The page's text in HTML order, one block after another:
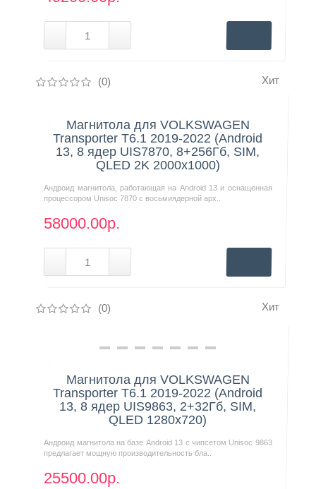
(0) Хит
Магнитола для VOLKSWAGEN
Transporter T6.1 2019-2022 (Android
13, 8 ядер UIS7870, 8+256Гб, SIM,
QLED 2K 2000x1000)
Андроид магнитола, работающая на Android 13 и оснащенная
процессором Unisoc 7870 с восьмиядерной арх..
58000.00р.
(0) Хит
Нашли дешевле?
Магнитола для VOLKSWAGEN
Transporter T6.1 2019-2022 (Android
13, 8 ядер UIS9863, 2+32Гб, SIM,
QLED 1280x720)
Андроид магнитола на базе Android 13 с чипсетом Unisoc 9863
предлагает мощную производительность бла..
25500.00р.